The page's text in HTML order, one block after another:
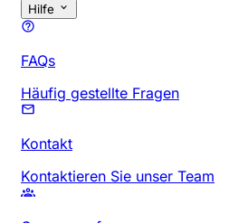
Hilfe
FAQs
Häufig gestellte Fragen
Kontakt
Kontaktieren Sie unser Team